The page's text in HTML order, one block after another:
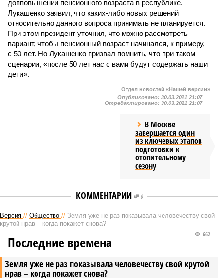
допповышении пенсионного возраста в республике.
Лукашенко заявил, что каких-либо новых решений
относительно данного вопроса принимать не планируется.
При этом президент уточнил, что можно рассмотреть
вариант, чтобы пенсионный возраст начинался, к примеру,
с 50 лет. Но Лукашенко призвал помнить, что при таком
сценарии, «после 50 лет нас с вами будут содержать наши
дети».
Отдел новостей «Нашей версии»
Опубликовано: 30.03.2021 21:07
Отредактировано: 30.03.2021 21:07
В Москве
завершается один
из ключевых этапов
подготовки к
отопительному
сезону
КОММЕНТАРИИ 0
Версия // Общество // Земля уже не раз показывала человечеству свой
крутой нрав – когда покажет снова?
Земля уже не раз показывала человечеству свой крутой
нрав – когда покажет снова?
662
Последние времена